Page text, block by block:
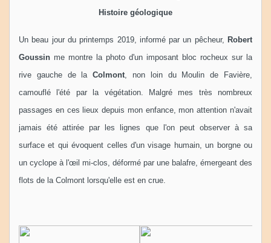
Histoire géologique
Un beau jour du printemps 2019, informé par un pêcheur,
Robert
Goussin me montre la photo d'un imposant bloc rocheux sur la
rive gauche de laColmont , non loin du Moulin de Favière,
camouflé l'été par la végétation. Malgré mes très nombreux
passages en ces lieux depuis mon enfance, mon attention n'avait
jamais été attirée par les lignes que l'on peut observer à sa
surface et qui évoquent celles d'un visage humain, un borgne ou
un cyclope à l'œil mi-clos, déformé par une balafre, émergeant des
flots de la Colmont lorsqu'elle est en crue.